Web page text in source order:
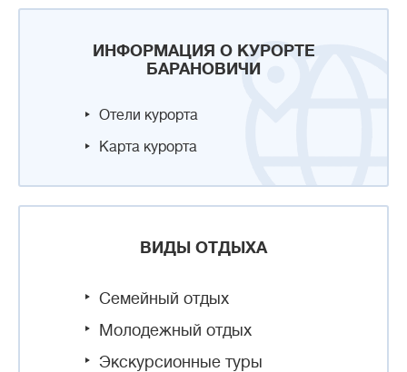
ИНФОРМАЦИЯ О КУРОРТЕ
БАРАНОВИЧИ
Отели курорта
Карта курорта
ВИДЫ ОТДЫХА
Семейный отдых
Молодежный отдых
Экскурсионные туры